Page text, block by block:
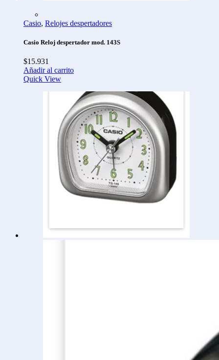
Casio, Relojes despertadores
Casio Reloj despertador mod. 143S
$15.931
Añadir al carrito
Quick View